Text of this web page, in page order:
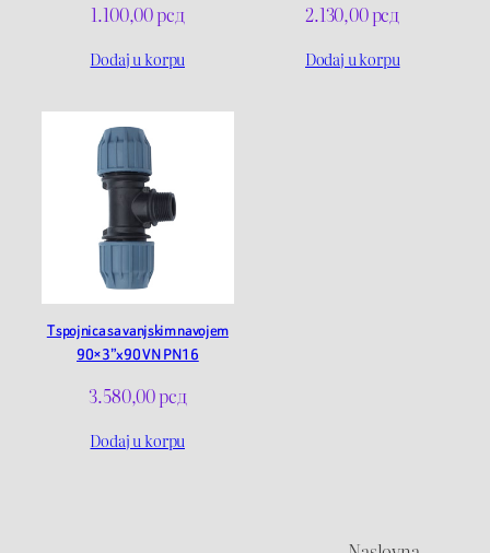
1.100,00рсд
Dodaj u korpu
2.130,00рсд
Dodaj u korpu
T spojnica sa vanjskim navojem
90×3”x90 VN PN16
3.580,00рсд
Dodaj u korpu